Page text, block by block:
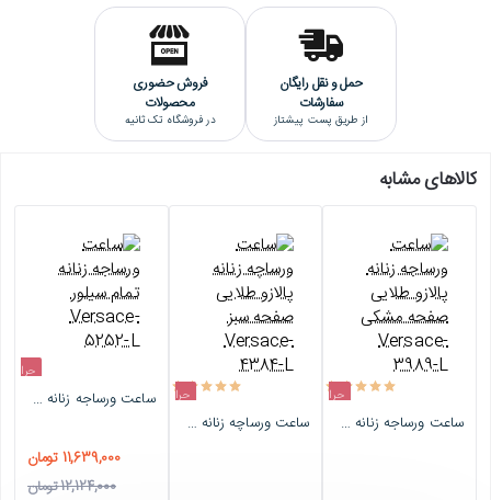
حمل و نقل رایگان
سفارشات
از طریق پست پیشتاز
فروش حضوری
محصولات
در فروشگاه تک ثانیه
کالاهای مشابه
حراج
اتمام موجودی
ساعت ورساجه زنانه پالازو طلایی صفحه مشکی Versace-3989-L
حراج
اتمام موجودی
ساعت ورساچه زنانه پالازو طلایی صفحه سبز Versace-4384-L
حراج
ساعت ورساجه زنانه تمام سیلور Versace-5252-L
11,639,000 تومان
12,124,000 تومان